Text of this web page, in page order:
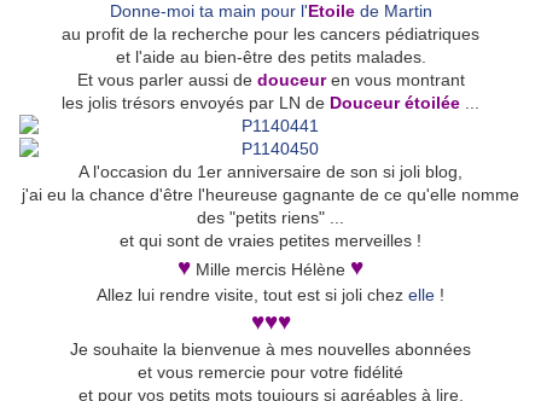
Donne-moi ta main pour l'Etoilede Martin
au profit de la recherche pour les cancers pédiatriques
et l'aide au bien-être des petits malades.
Et vous parler aussi de douceuren vous montrant
les jolis trésors envoyés par LN de Douceur étoilée
A l'occasion du 1er anniversaire de son si joli blog,
j'ai eu la chance d'être l'heureuse gagnante de ce qu'elle nomme
des "petits riens" ...
et qui sont de vraies petites merveilles !
♥ Mille mercis Hélène ♥
Allez lui rendre visite, tout est si joli chez elle !
♥♥♥
Je souhaite la bienvenue à mes nouvelles abonnées
et vous remercie pour votre fidélité
et pour vos petits mots toujours si agréables à lire.